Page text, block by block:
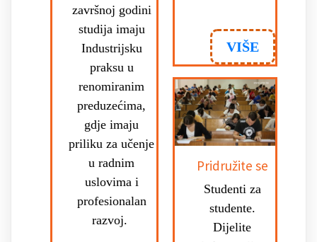
završnoj godini
studija imaju
Industrijsku
praksu u
renomiranim
preduzećima,
gdje imaju
priliku za učenje
u radnim
uslovima i
profesionalan
razvoj.
VIŠE
Pridružite se
Studenti za
studente.
Dijelite